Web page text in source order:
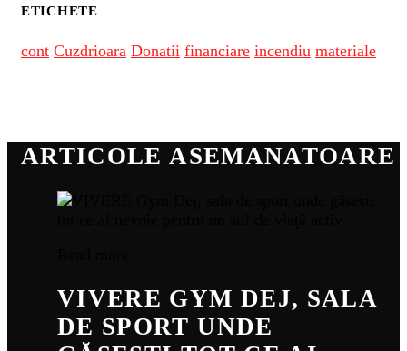
ETICHETE
cont Cuzdrioara Donatii financiare incendiu materiale
ARTICOLE ASEMANATOARE
VIVERE GYM DEJ, SALA
DE SPORT UNDE